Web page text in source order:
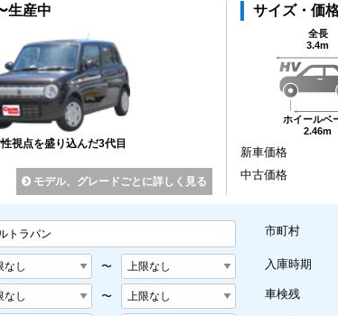
生産中
視点を盛り込んだ3代目
モデル、グレードごとに詳しく見る
サイズ・価
全長
3.4m
ホイールベ
2.46m
新車価格
中古価格
トラパン
〜
〜
市町村
入庫時期
車検残